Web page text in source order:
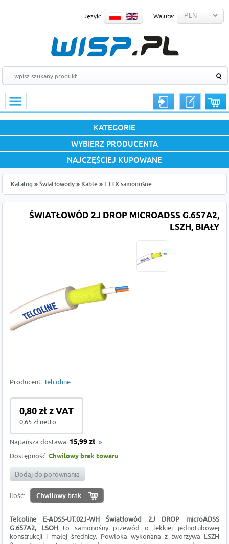
Język: Waluta:
KATEGORIE
WYBIERZ PRODUCENTA
NAJCZĘŚCIEJ KUPOWANE
Katalog » Światłowody » Kable » FTTX samonośne
ŚWIATŁOWÓD 2J DROP MICROADSS G.657A2,
LSZH, BIAŁY
Producent:Telcoline
0,80 zł z VAT
0,65 zł netto
Najtańsza dostawa: 15,99 zł
Dostępność:Chwilowy brak towaru
Dodaj do porównania
Ilość:
Telcoline E-ADSS-UT.02J-WH Światłowód 2J DROP microADSS
G.657A2, LSOH to samonośny przewód o lekkiej jednotubowej
konstrukcji i małej średnicy. Powłoka wykonana z tworzywa LSZH